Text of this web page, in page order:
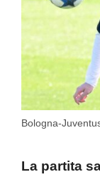
Bologna-
La partita